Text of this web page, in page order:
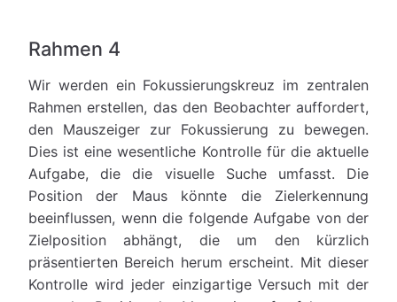
Rahmen 4
Wir werden ein Fokussierungskreuz im zentralen
Rahmen erstellen, das den Beobachter auffordert,
den Mauszeiger zur Fokussierung zu bewegen.
Dies ist eine wesentliche Kontrolle für die aktuelle
Aufgabe, die die visuelle Suche umfasst. Die
Position der Maus könnte die Zielerkennung
beeinflussen, wenn die folgende Aufgabe von der
Zielposition abhängt, die um den kürzlich
präsentierten Bereich herum erscheint. Mit dieser
Kontrolle wird jeder einzigartige Versuch mit der